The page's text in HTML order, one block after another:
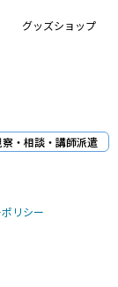
グッズショップ
察・相談・講師派遣
リシー